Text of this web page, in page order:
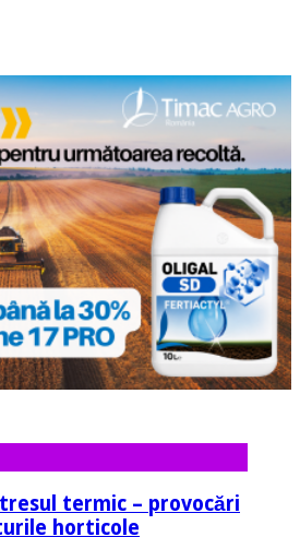
termic – provocări
horticole